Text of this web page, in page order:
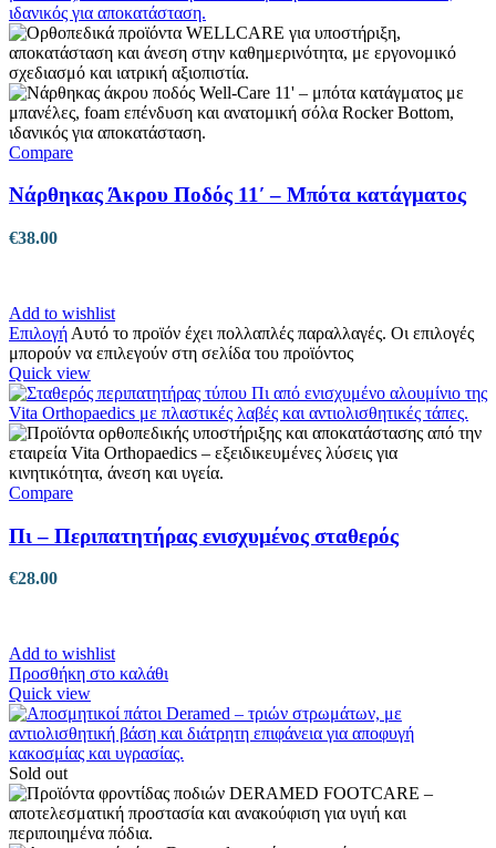
Compare
Νάρθηκας Άκρου Ποδός 11′ – Μπότα κατάγματος
€38.00
Add to wishlist
Επιλογή Αυτό το προϊόν έχει πολλαπλές παραλλαγές. Οι επιλογές
μπορούν να επιλεγούν στη σελίδα του προϊόντος
Quick view
Compare
Πι – Περιπατητήρας ενισχυμένος σταθερός
€28.00
Add to wishlist
Προσθήκη στο καλάθι
Quick view
Sold out